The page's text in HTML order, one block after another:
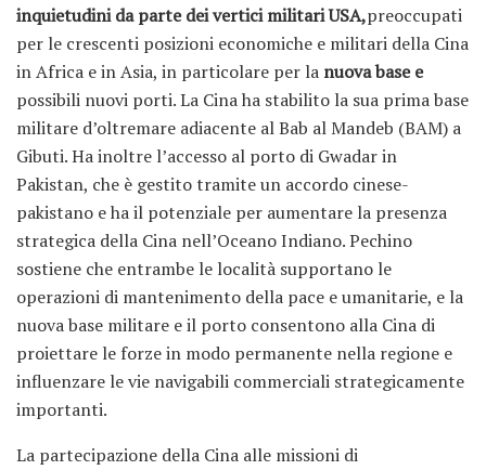
inquietudini da parte dei vertici militari USA,preoccupati
per le crescenti posizioni economiche e militari della Cina
in Africa e in Asia, in particolare per la nuova base e
possibili nuovi porti. La Cina ha stabilito la sua prima base
militare d’oltremare adiacente al Bab al Mandeb (BAM) a
Gibuti. Ha inoltre l’accesso al porto di Gwadar in
Pakistan, che è gestito tramite un accordo cinese-
pakistano e ha il potenziale per aumentare la presenza
strategica della Cina nell’Oceano Indiano. Pechino
sostiene che entrambe le località supportano le
operazioni di mantenimento della pace e umanitarie, e la
nuova base militare e il porto consentono alla Cina di
proiettare le forze in modo permanente nella regione e
influenzare le vie navigabili commerciali strategicamente
importanti.
La partecipazione della Cina alle missioni di